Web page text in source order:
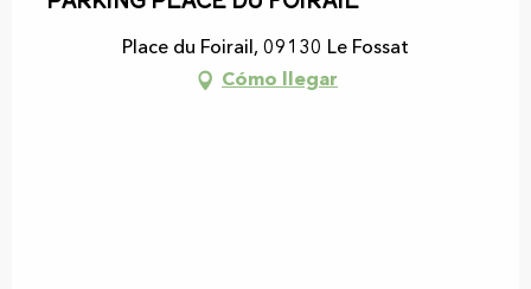
Place du Foirail, 09130 Le Fossat
Cómo llegar